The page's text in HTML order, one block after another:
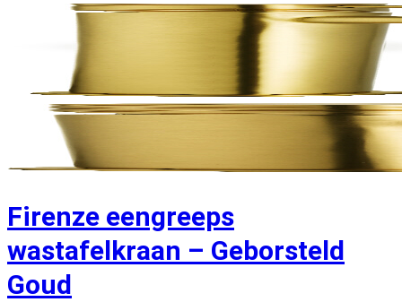
Firenze eengreeps
wastafelkraan – Geborsteld
Goud